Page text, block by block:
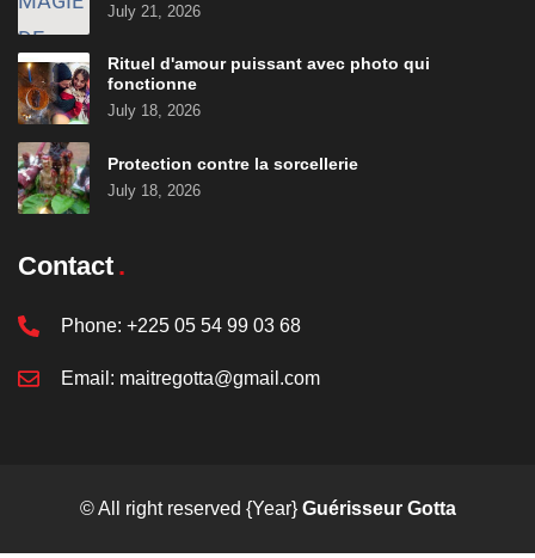
July 21, 2026
Rituel d'amour puissant avec photo qui
fonctionne
July 18, 2026
Protection contre la sorcellerie
July 18, 2026
Contact
Phone: +225 05 54 99 03 68
Email: maitregotta@gmail.com
© All right reserved {Year} Guérisseur Gotta